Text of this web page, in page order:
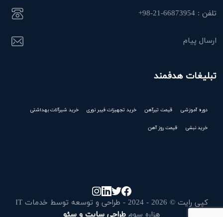
تلفن : 66873954-21-98+
ارسال پیام
تبلیغات هدفمند
دوره آموزشی قیمت تیرآهن خرید تجهیزات فیبر نوری خرید شیرآلات بهداشتی
خرید نبشی قیمت روز آهن
کپی رایت © 2026 - 2024 - طراحی و توسعه توسط خدمات IT
هزاره سومطراحی سایت و سئو